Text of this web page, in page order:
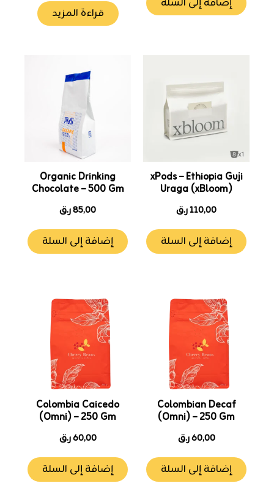
قراءة المزيد
xPods – Ethiopia Guji
Uraga (xBloom)
110,00ر.ق
إضافة إلى السلة
Organic Drinking
Chocolate – 500 Gm
85,00ر.ق
إضافة إلى السلة
Colombian Decaf
(Omni) – 250 Gm
60,00ر.ق
إضافة إلى السلة
Colombia Caicedo
(Omni) – 250 Gm
60,00ر.ق
إضافة إلى السلة